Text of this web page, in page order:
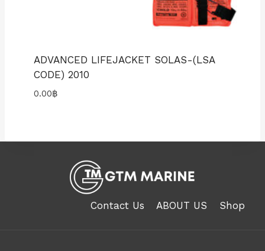
ADVANCED LIFEJACKET SOLAS-(LSA
CODE) 2010
0.00฿
Contact Us ABOUT US Shop